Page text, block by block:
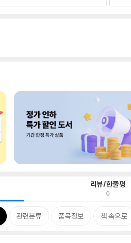
리뷰/한줄평
0
관련분류 품목정보 책 속으로